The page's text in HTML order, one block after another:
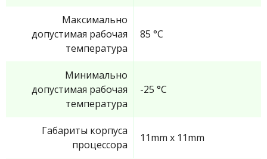
Максимально
допустимая рабочая
температура
85 °C
Минимально
допустимая рабочая
температура
-25 °C
Габариты корпуса
процессора
11mm x 11mm